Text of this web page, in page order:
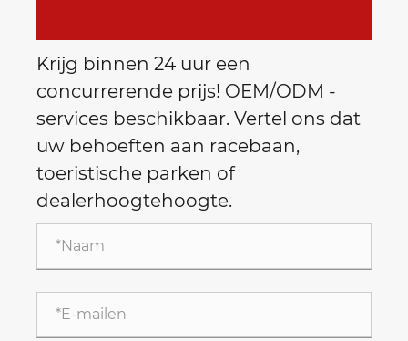
Krijg binnen 24 uur een
concurrerende prijs! OEM/ODM -
services beschikbaar. Vertel ons dat
uw behoeften aan racebaan,
toeristische parken of
dealerhoogtehoogte.